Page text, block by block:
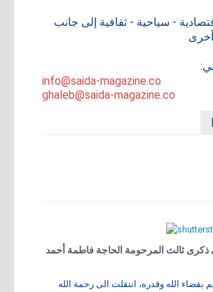
- سياحية - ثقافية إلى جانب
info@saida-magazine.co
ghaleb@saida-magazine.co
ثالث المرحومة الحاجة فاطمة أحمد
بقضاء الله وقدره، انتقلت الى رحمة الله